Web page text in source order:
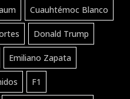
Cuauhtémoc Blanco
Donald Trump
Emiliano Zapata
F1